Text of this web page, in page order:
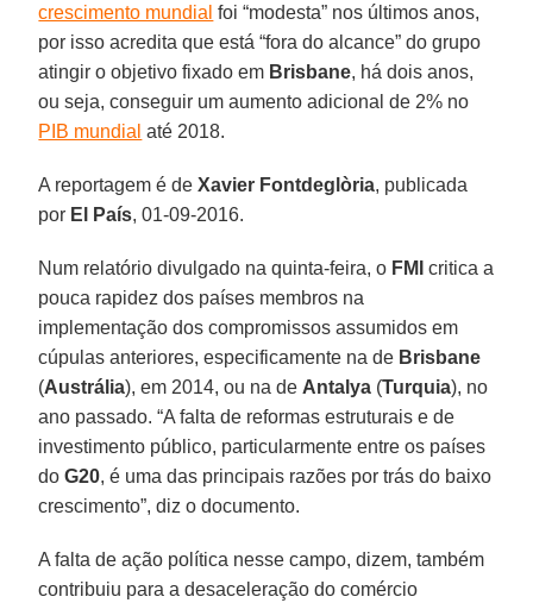
crescimento mundial foi “modesta” nos últimos anos,
por isso acredita que está “fora do alcance” do grupo
atingir o objetivo fixado em Brisbane, há dois anos,
ou seja, conseguir um aumento adicional de 2% no
PIB mundial até 2018.
A reportagem é deXavier Fontdeglòria, publicada
por El País, 01-09-2016.
Num relatório divulgado na quinta-feira, o FMI critica a
pouca rapidez dos países membros na
implementação dos compromissos assumidos em
cúpulas anteriores, especificamente na de Brisbane
(Austrália), em 2014, ou na de Antalya (Turquia), no
ano passado. “A falta de reformas estruturais e de
investimento público, particularmente entre os países
doG20, é uma das principais razões por trás do baixo
crescimento”, diz o documento.
A falta de ação política nesse campo, dizem, também
contribuiu para a desaceleração do comércio